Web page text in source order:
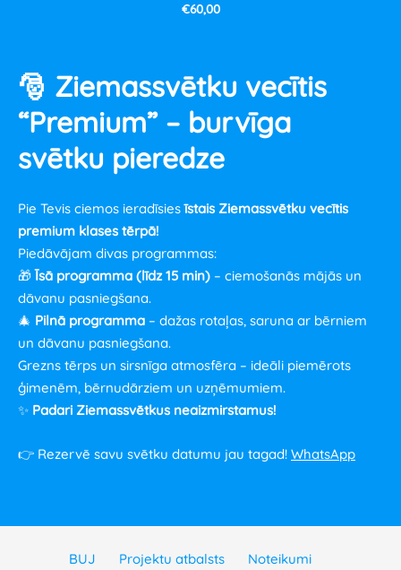
€60,00
🎅 Ziemassvētku vecītis
“Premium” – burvīga
svētku pieredze
Pie Tevis ciemos ieradīsiesīstais Ziemassvētku vecītis
premium klases tērpā!
Piedāvājam divas programmas:
🎁Īsā programma (līdz 15 min) – ciemošanās mājās un
dāvanu pasniegšana.
🎄 Pilnā programma – dažas rotaļas, saruna ar bērniem
un dāvanu pasniegšana.
Grezns tērps un sirsnīga atmosfēra – ideāli piemērots
ģimenēm, bērnudārziem un uzņēmumiem.
✨ Padari Ziemassvētkus neaizmirstamus!
👉 Rezervē savu svētku datumu jau tagad! WhatsApp
BUJ Projektu atbalsts Noteikumi